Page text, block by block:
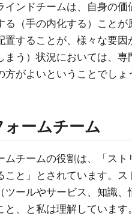
ンドチームは、自身の価
る（手の内化する）こと
置することが、様々な要
まう）状況においては、
方がよいということでしょ
ームチーム
チームの役割は、「スト
こと」とされています。
ツールやサービス、知識
と、と私は理解しています。